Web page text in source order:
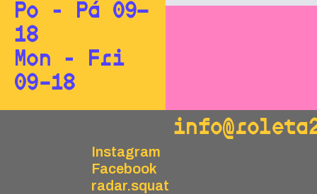
Po - Pá 09—
18
Mon - Fri
09–18
Instagram
Facebook
radar.squat